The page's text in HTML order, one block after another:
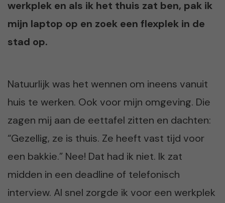
werkplek en als ik het thuis zat ben, pak ik
mijn laptop op en zoek een flexplek in de
stad op.
Natuurlijk was het wennen om ineens vanuit
huis te werken. Ook voor mijn omgeving. Die
zagen mij aan de eettafel zitten en dachten:
“Gezellig, ze is thuis. Ze heeft vast tijd voor
een bakkie.” Nee! Dat had ik niet. Ik zat
midden in een deadline of telefonisch
interview. Al snel zorgde ik voor een werkplek